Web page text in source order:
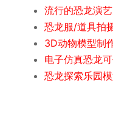
流行的恐龙演
恐龙服/道具拍
3D动物模型制
电子仿真恐龙
恐龙探索乐园